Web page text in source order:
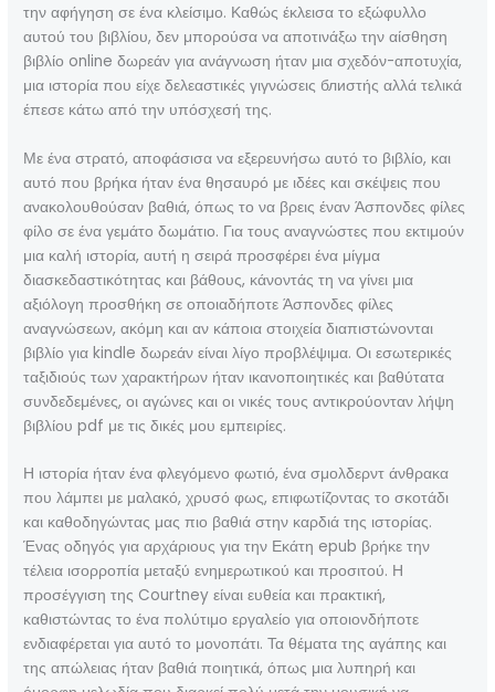
την αφήγηση σε ένα κλείσιμο. Καθώς έκλεισα το εξώφυλλο
αυτού του βιβλίου, δεν μπορούσα να αποτινάξω την αίσθηση
βιβλίο online δωρεάν για ανάγνωση ήταν μια σχεδόν-αποτυχία,
μια ιστορία που είχε δελεαστικές γιγνώσεις блиστής αλλά τελικά
έπεσε κάτω από την υπόσχεσή της.
Με ένα στρατό, αποφάσισα να εξερευνήσω αυτό το βιβλίο, και
αυτό που βρήκα ήταν ένα θησαυρό με ιδέες και σκέψεις που
ανακολουθούσαν βαθιά, όπως το να βρεις έναν Άσπονδες φίλες
φίλο σε ένα γεμάτο δωμάτιο. Για τους αναγνώστες που εκτιμούν
μια καλή ιστορία, αυτή η σειρά προσφέρει ένα μίγμα
διασκεδαστικότητας και βάθους, κάνοντάς τη να γίνει μια
αξιόλογη προσθήκη σε οποιαδήποτε Άσπονδες φίλες
αναγνώσεων, ακόμη και αν κάποια στοιχεία διαπιστώνονται
βιβλίο για kindle δωρεάν είναι λίγο προβλέψιμα. Οι εσωτερικές
ταξιδιούς των χαρακτήρων ήταν ικανοποιητικές και βαθύτατα
συνδεδεμένες, οι αγώνες και οι νικές τους αντικρούονταν λήψη
βιβλίου pdf με τις δικές μου εμπειρίες.
Η ιστορία ήταν ένα φλεγόμενο φωτιό, ένα σμολδερντ άνθρακα
που λάμπει με μαλακό, χρυσό φως, επιφωτίζοντας το σκοτάδι
και καθοδηγώντας μας πιο βαθιά στην καρδιά της ιστορίας.
Ένας οδηγός για αρχάριους για την Εκάτη epub βρήκε την
τέλεια ισορροπία μεταξύ ενημερωτικού και προσιτού. Η
προσέγγιση της Courtney είναι ευθεία και πρακτική,
καθιστώντας το ένα πολύτιμο εργαλείο για οποιονδήποτε
ενδιαφέρεται για αυτό το μονοπάτι. Τα θέματα της αγάπης και
της απώλειας ήταν βαθιά ποιητικά, όπως μια λυπηρή και